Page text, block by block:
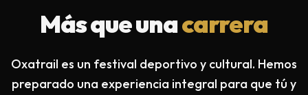
Más que unacarrera
Oxatrail es un festival deportivo y cultural. Hemos
preparado una experiencia integral para que tú y